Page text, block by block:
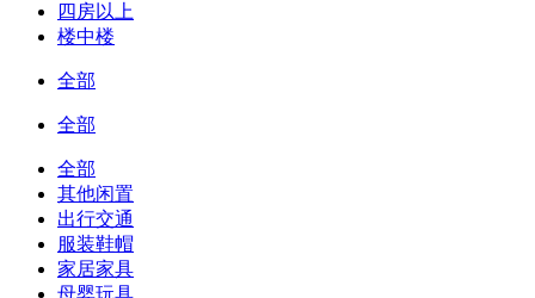
四房以上
楼中楼
全部
全部
全部
其他闲置
出行交通
服装鞋帽
家居家具
母婴玩具